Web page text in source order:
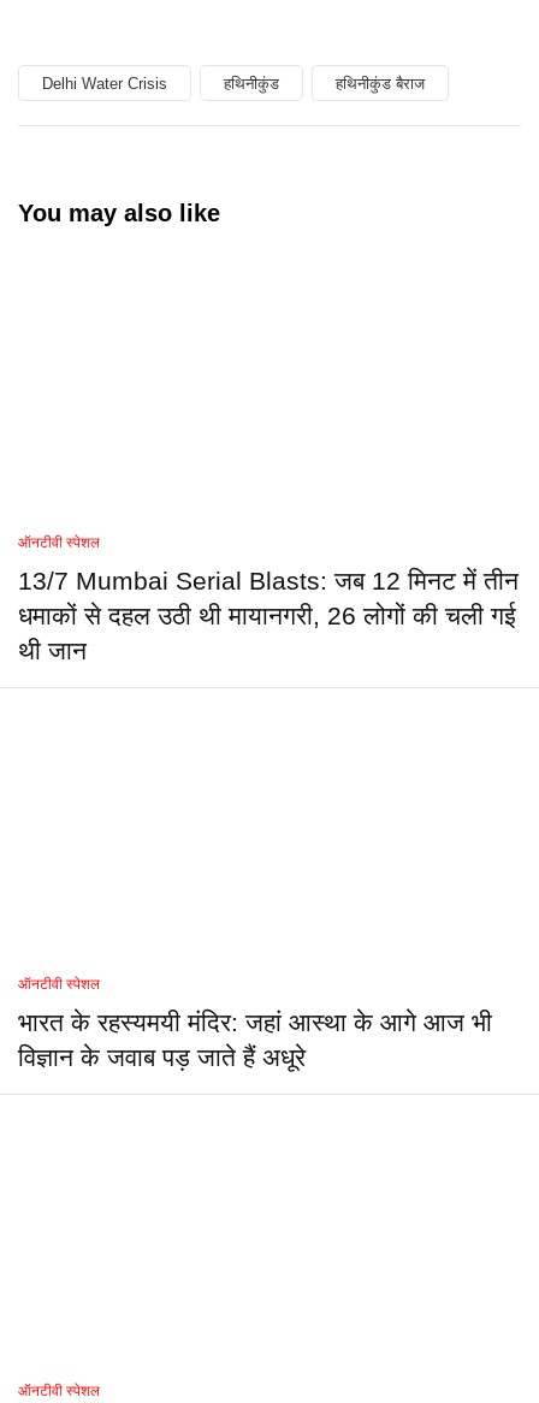
Delhi Water Crisis हथिनीकुंड हथिनीकुंड बैराज
You may also like
ऑनटीवी स्पेशल
13/7 Mumbai Serial Blasts: जब 12 मिनट में तीन
धमाकों से दहल उठी थी मायानगरी, 26 लोगों की चली गई
थी जान
ऑनटीवी स्पेशल
भारत के रहस्यमयी मंदिर: जहां आस्था के आगे आज भी
विज्ञान के जवाब पड़ जाते हैं अधूरे
ऑनटीवी स्पेशल